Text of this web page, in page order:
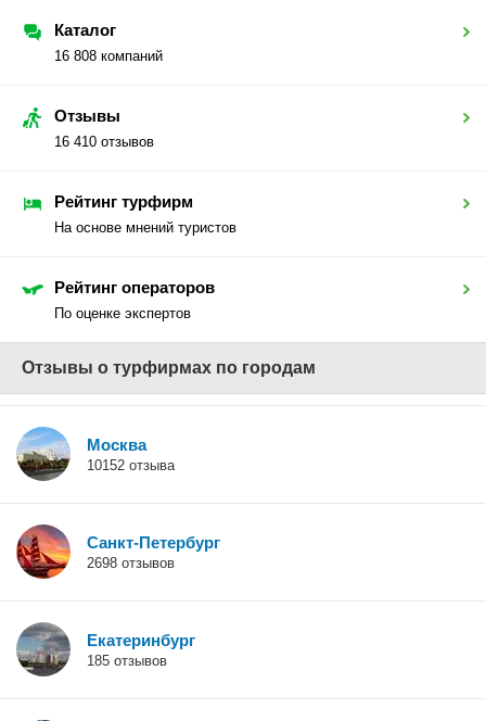
Каталог
16 808 компаний
Отзывы
16 410 отзывов
Рейтинг турфирм
На основе мнений туристов
Рейтинг операторов
По оценке экспертов
Отзывы о турфирмах по городам
Москва
10152 отзыва
Санкт-Петербург
2698 отзывов
Екатеринбург
185 отзывов